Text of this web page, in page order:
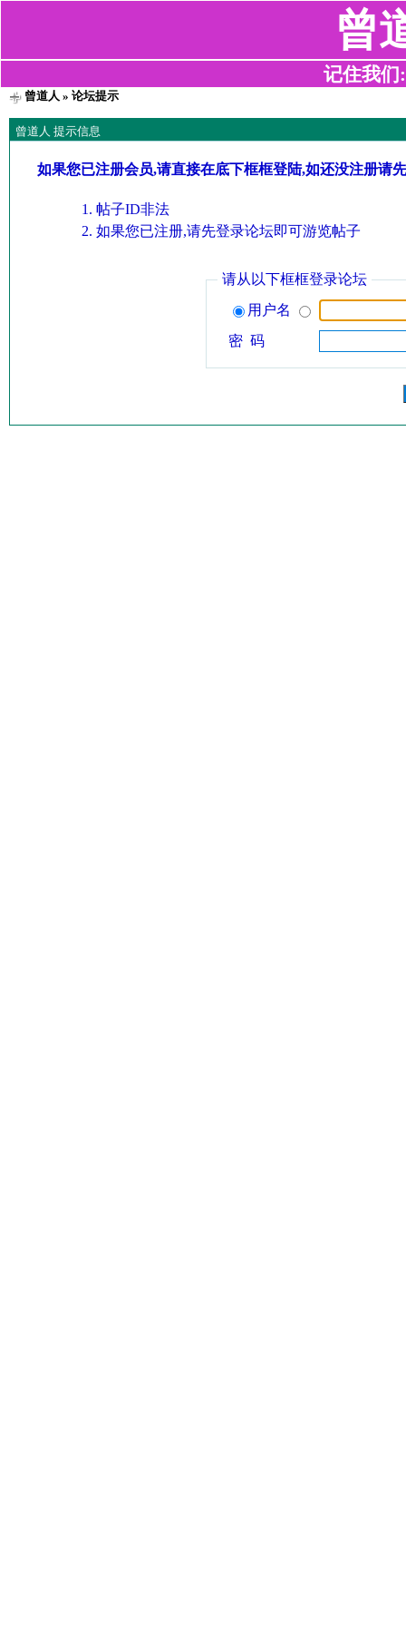
曾
记住我们
曾道人 » 论坛提示
曾道人 提示信息
如果您已注册会员,请直接在底下框框登陆,如还没注册请
帖子ID非法
如果您已注册,请先登录论坛即可游览帖子
请从以下框框登录论坛
用户名
密 码